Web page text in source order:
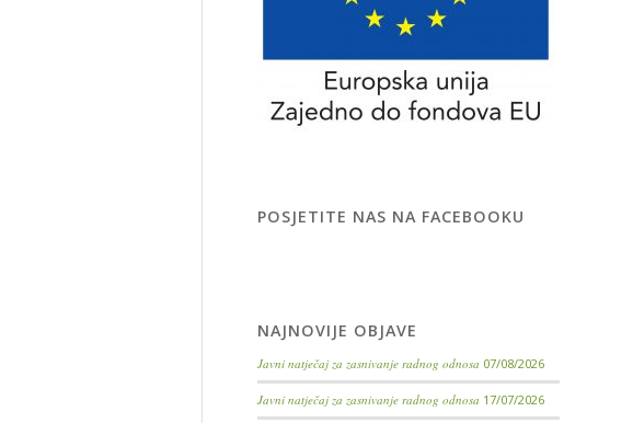
POSJETITE NAS NA FACEBOOKU
NAJNOVIJE OBJAVE
Javni natječaj za zasnivanje radnog odnosa 07/08/2026
Javni natječaj za zasnivanje radnog odnosa 17/07/2026